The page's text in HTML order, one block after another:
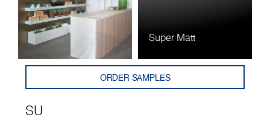
Super Matt
SU
ORDER SAMPLES